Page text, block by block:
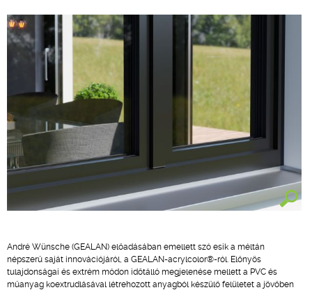
André Wünsche (GEALAN) előadásában emellett szó esik a méltán
népszerű saját innovációjáról, a GEALAN-acrylcolor®-ról. Előnyös
tulajdonságai és extrém módon időtálló megjelenése mellett a PVC és
műanyag koextrudlásával létrehozott anyagból készülő felületet a jövőben